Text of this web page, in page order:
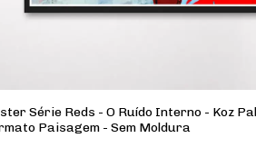
Série Reds - O Ruído Interno - Koz
Paisagem - Sem Moldura